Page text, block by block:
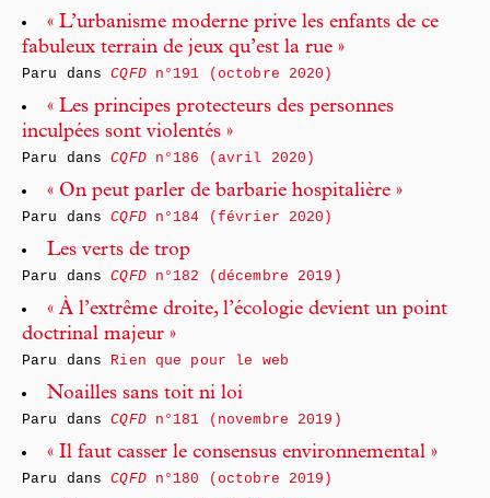
« L’urbanisme moderne prive les enfants de ce
fabuleux terrain de jeux qu’est la rue »
Paru dansCQFDn°191 (octobre 2020)
« Les principes protecteurs des personnes
inculpées sont violentés »
Paru dansCQFDn°186 (avril 2020)
« On peut parler de barbarie hospitalière »
Paru dansCQFDn°184 (février 2020)
Les verts de trop
Paru dansCQFDn°182 (décembre 2019)
« À l’extrême droite, l’écologie devient un point
doctrinal majeur »
Paru dans Rien que pour le web
Noailles sans toit ni loi
Paru dansCQFDn°181 (novembre 2019)
« Il faut casser le consensus environnemental »
Paru dansCQFDn°180 (octobre 2019)